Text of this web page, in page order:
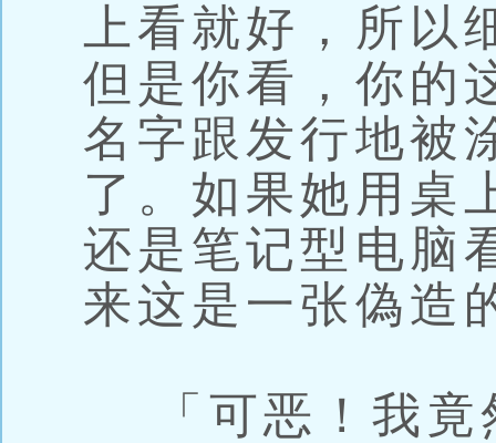
上看就好，所
但是你看，你的
名字跟发行地被
了。如果她用桌
还是笔记型电脑
来这是一张偽造
「可恶！我竟